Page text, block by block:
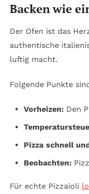
Backen wie
Der Ofen ist das
authentische
luftig macht.
Folgende Punkte
Vorheizen: Den
Pizza schnell
Beobachten:
Für echte Pizzaioli